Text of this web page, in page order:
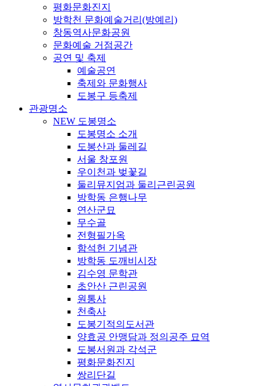
평화문화진지
방학천 문화예술거리(방예리)
창동역사문화공원
문화예술 거점공간
공연 및 축제
예술공연
축제와 문화행사
도봉구 등축제
관광명소
NEW 도봉명소
도봉명소 소개
도봉산과 둘레길
서울 창포원
우이천과 벚꽃길
둘리뮤지엄과 둘리근린공원
방학동 은행나무
연산군묘
무수골
전형필가옥
함석헌 기념관
방학동 도깨비시장
김수영 문학관
초안산 근린공원
원통사
천축사
도봉기적의도서관
양효공 안맹담과 정의공주 묘역
도봉서원과 각석군
평화문화진지
쌍리단길